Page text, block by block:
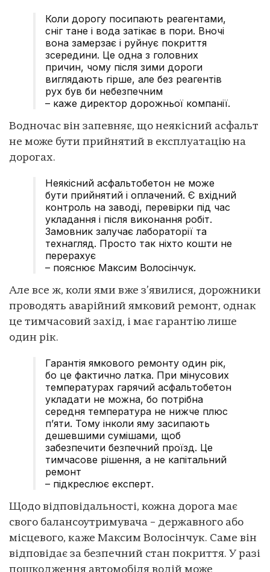
Коли дорогу посипають реагентами,
сніг тане і вода затікає в пори. Вночі
вона замерзає і руйнує покриття
зсередини. Це одна з головних
причин, чому після зими дороги
виглядають гірше, але без реагентів
рух був би небезпечним
– каже директор дорожньої компанії.
Водночас він запевняє, що неякісний асфальт
не може бути прийнятий в експлуатацію на
дорогах.
Неякісний асфальтобетон не може
бути прийнятий і оплачений. Є вхідний
контроль на заводі, перевірки під час
укладання і після виконання робіт.
Замовник залучає лабораторії та
технагляд. Просто так ніхто кошти не
перерахує
– пояснює Максим Волосінчук.
Але все ж, коли ями вже з’явилися, дорожники
проводять аварійний ямковий ремонт, однак
це тимчасовий захід, і має гарантію лише
один рік.
Гарантія ямкового ремонту один рік,
бо це фактично латка. При мінусових
температурах гарячий асфальтобетон
укладати не можна, бо потрібна
середня температура не нижче плюс
п’яти. Тому інколи яму засипають
дешевшими сумішами, щоб
забезпечити безпечний проїзд. Це
тимчасове рішення, а не капітальний
ремонт
– підкреслює експерт.
Щодо відповідальності, кожна дорога має
свого балансоутримувача – державного або
місцевого, каже Максим Волосінчук. Саме він
відповідає за безпечний стан покриття. У разі